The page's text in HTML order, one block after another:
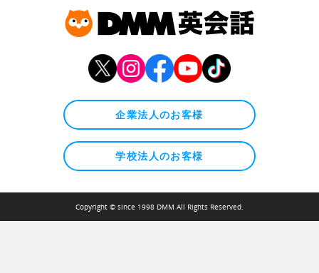
企業法人のお客様
学校法人のお客様
Copyright © since 1998 DMM All Rights Reserved.